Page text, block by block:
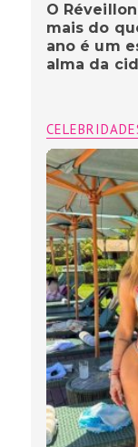
O
mais do
ano é um
alma da